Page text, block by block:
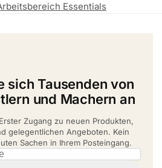
Essentials
sich Tausenden von
und Machern an
Zugang zu neuen Produkten,
gelegentlichen Angeboten. Kein
Sachen in Ihrem Posteingang.